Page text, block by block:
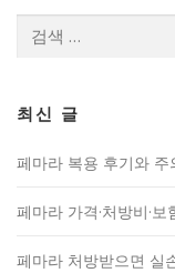
최신 글
페마라 복용 후기와
페마라 가격·처방비·
페마라 처방받으면 실